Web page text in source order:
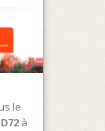
le
à